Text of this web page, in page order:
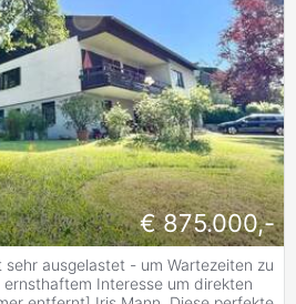
€ 875.000,-
sehr ausgelastet - um Wartezeiten zu
Interesse um direkten